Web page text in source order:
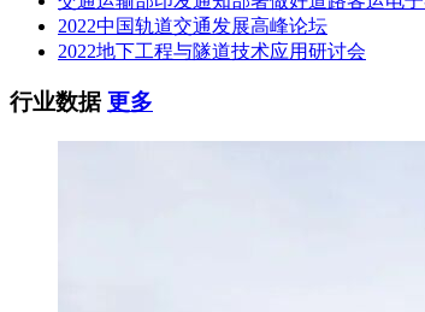
2022中国轨道交通发展高峰论坛
2022地下工程与隧道技术应用研讨会
行业数据更多